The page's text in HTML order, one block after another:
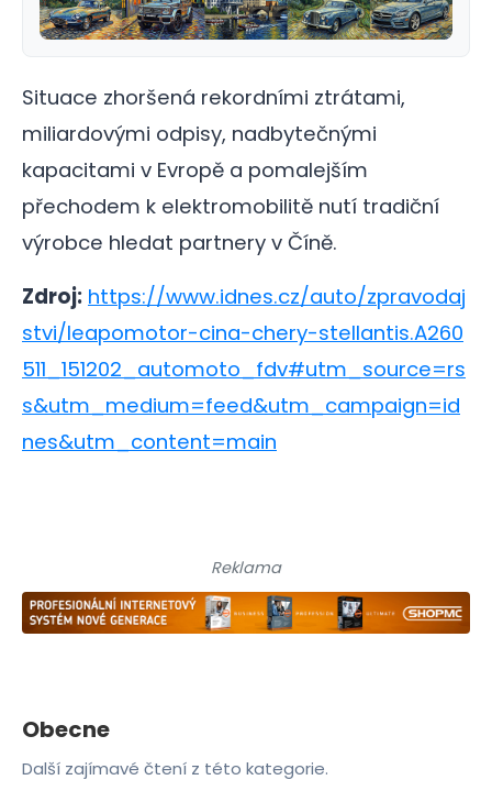
Situace zhoršená rekordními ztrátami,
miliardovými odpisy, nadbytečnými
kapacitami v Evropě a pomalejším
přechodem k elektromobilitě nutí tradiční
výrobce hledat partnery v Číně.
Zdroj: https://www.idnes.cz/auto/zpravodaj
stvi/leapomotor-cina-chery-stellantis.A260
511_151202_automoto_fdv#utm_source=rs
s&utm_medium=feed&utm_campaign=id
nes&utm_content=main
Reklama
Obecne
Další zajímavé čtení z této kategorie.